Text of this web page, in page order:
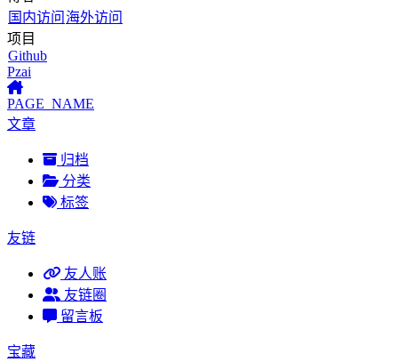
国内访问 海外访问
项目
Github
Pzai
PAGE_NAME
文章
归档
分类
标签
友链
友人账
友链圈
留言板
宝藏